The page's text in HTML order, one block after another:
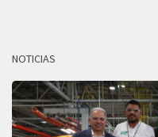
NOTICIAS